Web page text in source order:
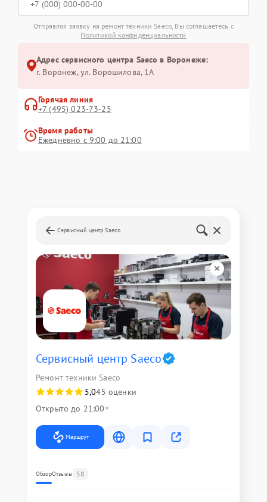
Отправляя заявку на ремонт техники Saeco, Вы соглашаетесь с
Политикой конфиденциальности
Адрес сервисного центра Saeco в Воронеже:
г. Воронеж, ул. Ворошилова, 1А
Горячая линия
+7 (495) 023-73-25
Время работы
Ежедневно с 9:00 до 21:00
Сервисный центр Saeco
Сервисный центр Saeco
Ремонт техники Saeco
5,045 оценки
Открыто до 21:00
Маршрут
ОбзорОтзывы 58